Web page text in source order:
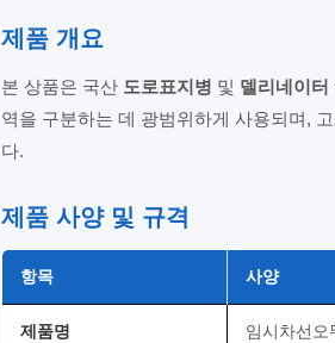
제품 개요
본 상품은 국산 도로표지병 및 델리네이터
역을 구분하는 데 광범위하게 사용되며,
다.
제품 사양 및 규격
항목 사양
제품명 임시차선오